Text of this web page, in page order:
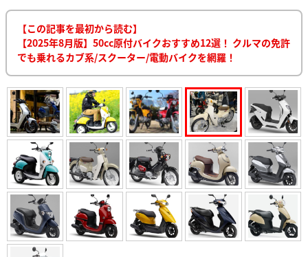
【この記事を最初から読む】
【2025年8月版】50cc原付バイクおすすめ12選！ クルマの免許
でも乗れるカブ系/スクーター/電動バイクを網羅！